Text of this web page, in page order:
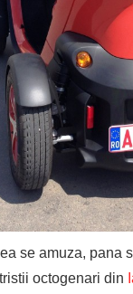
se amuza, pana
octogenari din